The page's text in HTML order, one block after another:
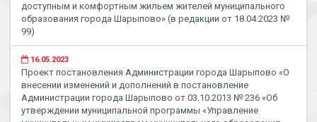
доступным и комфортным жильем жителей муниципального
образования города Шарыпово» (в редакции от 18.04.2023 №
99)
16.05.2023
Проект постановления Администрации города Шарыпово «О
внесении изменений и дополнений в постановление
Администрации города Шарыпово от 03.10.2013 № 236 «Об
утверждении муниципальной программы «Управление